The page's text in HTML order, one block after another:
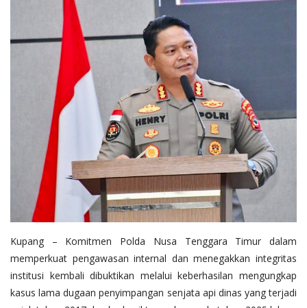
Kupang – Komitmen Polda Nusa Tenggara Timur dalam
memperkuat pengawasan internal dan menegakkan integritas
institusi kembali dibuktikan melalui keberhasilan mengungkap
kasus lama dugaan penyimpangan senjata api dinas yang terjadi